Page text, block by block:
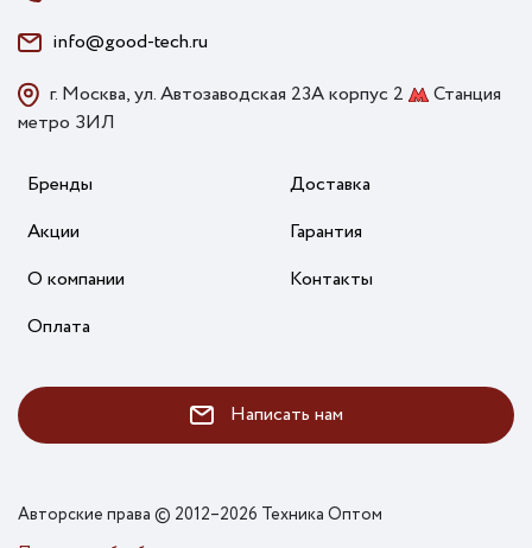
info@good-tech.ru
г. Москва, ул. Автозаводская 23А корпус 2
Станция
метро ЗИЛ
Бренды
Акции
О компании
Оплата
Доставка
Гарантия
Контакты
Написать нам
Авторские права © 2012–2026 Техника Оптом